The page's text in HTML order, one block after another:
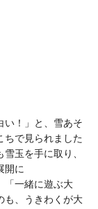
い！」と、雪あそ
ちで見られました
玉を手に取り、
開に
「一緒に遊ぶ大
も、うきわくが大